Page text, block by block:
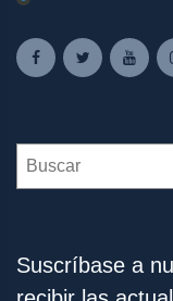
Search
Suscríbase a